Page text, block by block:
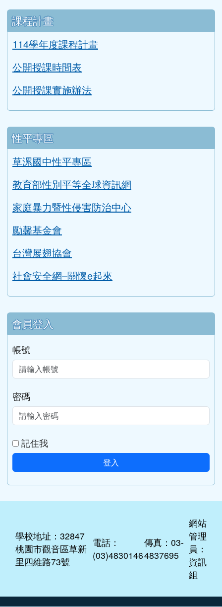
交通安全教育評鑑
健康促進學校輔導訪視平台
防災教育宣導
生涯發展教育成果
親師互動網頁
閱讀桃花源輔導訪視自評表
二手制服與學用品回收成果
課程計畫
114學年度課程計畫
公開授課時間表
公開授課實施辦法
性平專區
草漯國中性平專區
教育部性別平等全球資訊網
家庭暴力暨性侵害防治中心
勵馨基金會
台灣展翅協會
社會安全網–關懷e起來
帳號